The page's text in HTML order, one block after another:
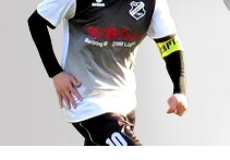
Geschäftsstelle
TuS Lübeck von 1893 e.V.
Schlutuper Straße 37
23566 Lübeck